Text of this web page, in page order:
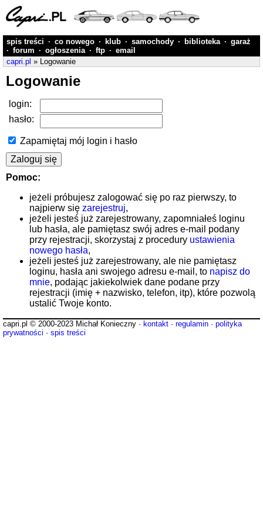
spis treści · co nowego · klub · samochody · biblioteka · garaż
· forum · ogłoszenia · ftp · email
capri.pl » Logowanie
Logowanie
login:
hasło:
Zapamiętaj mój login i hasło
Pomoc:
jeżeli próbujesz zalogować się po raz pierwszy, to
najpierw się zarejestruj,
jeżeli jesteś już zarejestrowany, zapomniałeś loginu
lub hasła, ale pamiętasz swój adres e-mail podany
przy rejestracji, skorzystaj z procedury ustawienia
nowego hasła,
jeżeli jesteś już zarejestrowany, ale nie pamiętasz
loginu, hasła ani swojego adresu e-mail, to napisz do
mnie, podając jakiekolwiek dane podane przy
rejestracji (imię + nazwisko, telefon, itp), które pozwolą
ustalić Twoje konto.
capri.pl © 2000-2023 Michał Konieczny · kontakt · regulamin · polityka
prywatności · spis treści